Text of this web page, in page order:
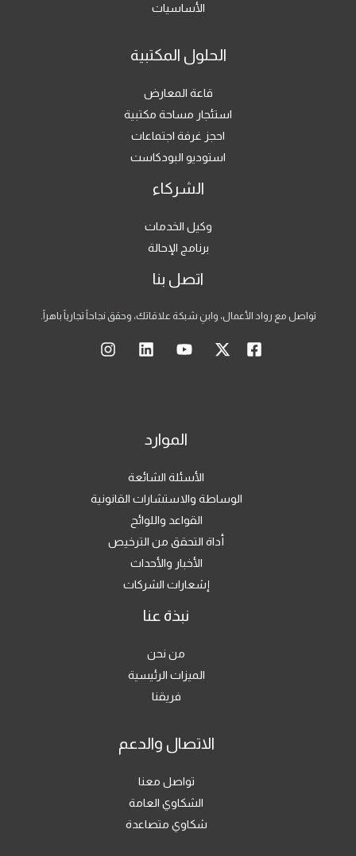
الأساسيات
الحلول المكتبية
قاعة المعارض
استئجار مساحة مكتبية
احجز غرفة اجتماعات
استوديو البودكاست
الشركاء
وكيل الخدمات
برنامج الإحالة
اتصل بنا
تواصل مع رواد الأعمال، وابنِ شبكة علاقاتك، وحقق نجاحاً تجارياً باهراً.
الموارد
الأسئلة الشائعة
الوساطة والاستشارات القانونية
القواعد واللوائح
أداة التحقق من الترخيص
الأخبار والأحداث
إشعارات الشركات
نبذة عنا
من نحن
الميزات الرئيسية
فريقنا
الاتصال والدعم
تواصل معنا
الشكاوي العامة
شكاوي متصاعدة